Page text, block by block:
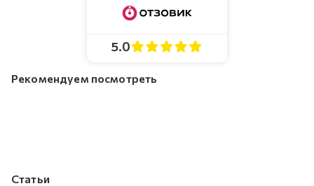
5.0
Рекомендуем посмотреть
Статьи